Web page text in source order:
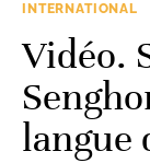
INTERNATIONAL
Vidéo.
langue